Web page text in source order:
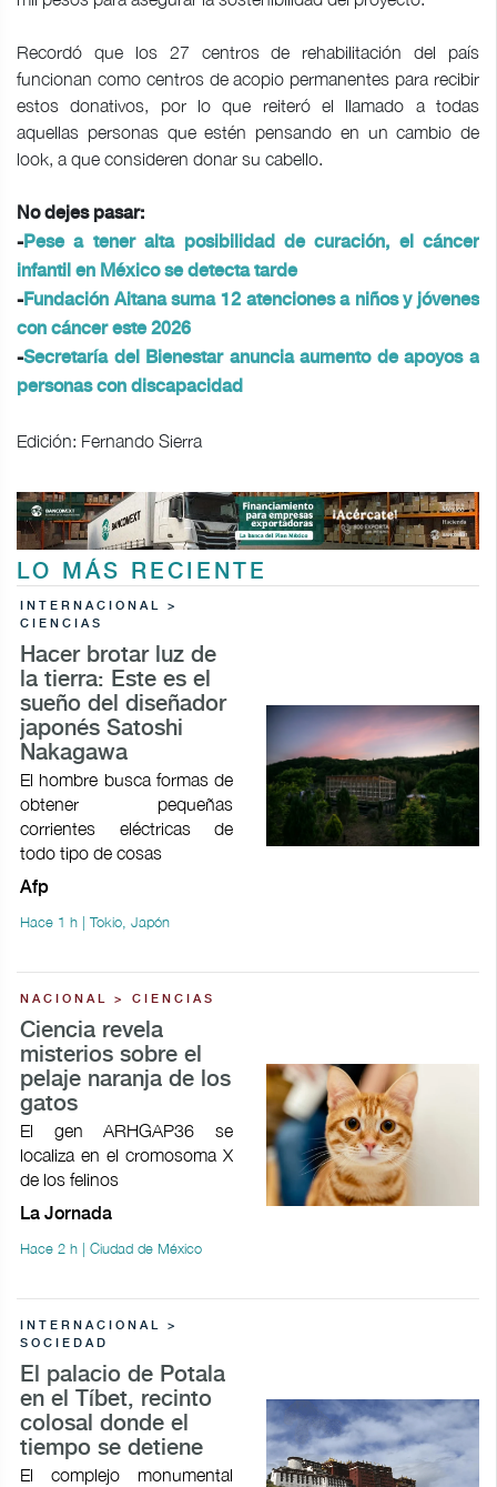
Recordó que los 27 centros de rehabilitación del país
funcionan como centros de acopio permanentes para recibir
estos donativos, por lo que reiteró el llamado a todas
aquellas personas que estén pensando en un cambio de
look, a que consideren donar su cabello.
No dejes pasar:
-Pese a tener alta posibilidad de curación, el cáncer
infantil en México se detecta tarde
-Fundación Aitana suma 12 atenciones a niños y jóvenes
con cáncer este 2026
-Secretaría del Bienestar anuncia aumento de apoyos a
personas con discapacidad
Edición: Fernando Sierra
LO MÁS RECIENTE
INTERNACIONAL >
CIENCIAS
Hacer brotar luz de
la tierra: Este es el
sueño del diseñador
japonés Satoshi
Nakagawa
El hombre busca formas de
obtener pequeñas
corrientes eléctricas de
todo tipo de cosas
Afp
Hace 1 h | Tokio, Japón
NACIONAL > CIENCIAS
Ciencia revela
misterios sobre el
pelaje naranja de los
gatos
El gen ARHGAP36 se
localiza en el cromosoma X
de los felinos
La Jornada
Hace 2 h | Ciudad de México
INTERNACIONAL >
SOCIEDAD
El palacio de Potala
en el Tíbet, recinto
colosal donde el
tiempo se detiene
El complejo monumental